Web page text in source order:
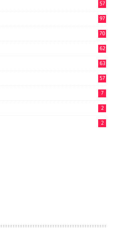
57
97
70
62
63
57
7
2
2